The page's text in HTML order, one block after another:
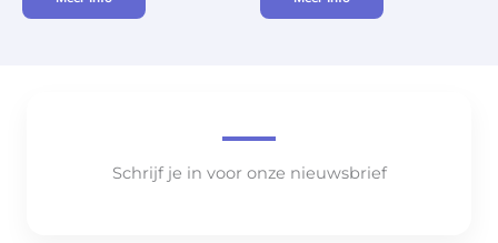
Schrijf je in voor onze nieuwsbrief